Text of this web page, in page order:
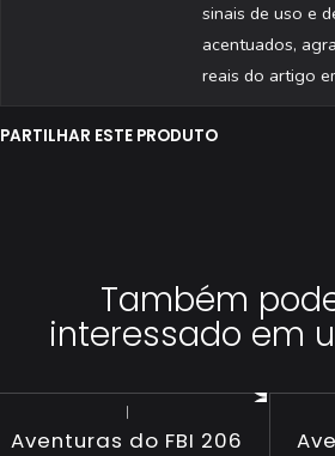
sinais de uso e
acentuados,
reais do artigo
PARTILHAR ESTE PRODUTO
Também
interessado em
|
Aventuras do FBI 206